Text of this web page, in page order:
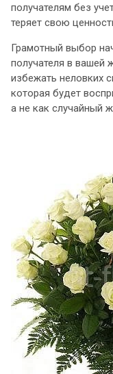
получателям без
теряет свою
Грамотный выбор
получателя в вашей
избежать неловких
которая будет
а не как случайный